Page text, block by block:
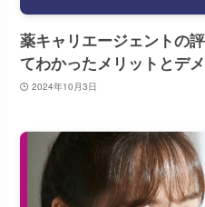
薬キャリエージェントの
てわかったメリットとデ
2024年10月3日